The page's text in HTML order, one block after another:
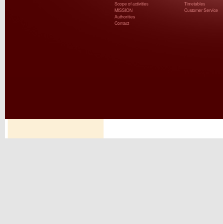
Scope of activities
MISSION
Authorities
Contact
Timetables
Customer Service